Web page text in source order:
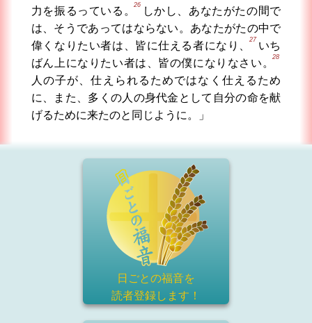
力を振るっている。
26
しかし、あなたがたの間で
は、そうであってはならない。あなたがたの中で
偉くなりたい者は、皆に仕える者になり、
27
いち
ばん上になりたい者は、皆の僕になりなさい。
28
人の子が、仕えられるためではなく仕えるため
に、また、多くの人の身代金として自分の命を献
げるために来たのと同じように。」
日ごとの福音を
読者登録します！